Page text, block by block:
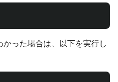
った場合は、以下を実行し